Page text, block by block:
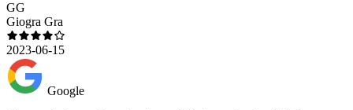
GG
Giogra Gra
2023-06-15
Google